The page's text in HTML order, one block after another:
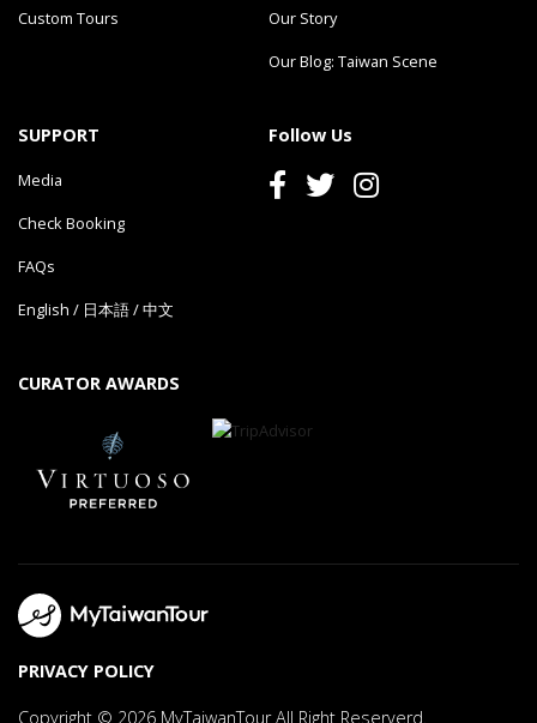
Custom Tours
Our Story
Our Blog: Taiwan Scene
SUPPORT
Media
Check Booking
FAQs
English / 日本語/中文
Follow Us
CURATOR AWARDS
PRIVACY POLICY
Copyright © 2026 MyTaiwanTour All Right Reserverd.